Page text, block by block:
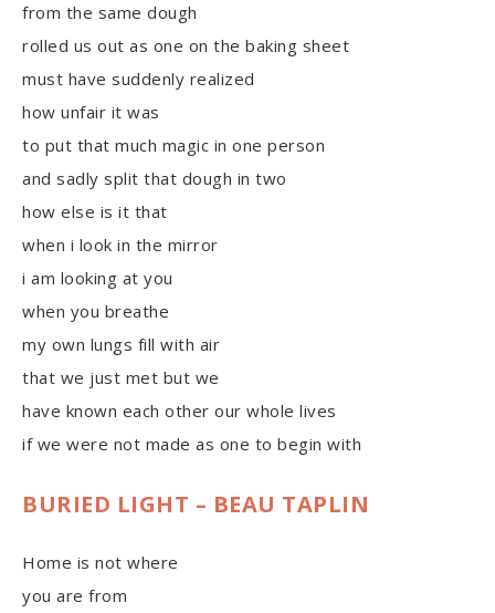
from the same dough
rolled us out as one on the baking sheet
must have suddenly realized
how unfair it was
to put that much magic in one person
and sadly split that dough in two
how else is it that
when i look in the mirror
i am looking at you
when you breathe
my own lungs fill with air
that we just met but we
have known each other our whole lives
if we were not made as one to begin with
BURIED LIGHT – BEAU TAPLIN
Home is not where
you are from